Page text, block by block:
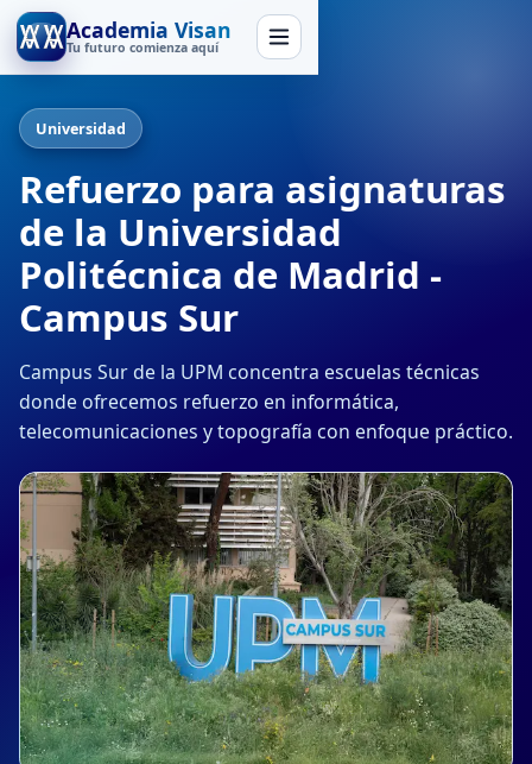
Academia Visan
Tu futuro comienza aquí
Universidad
Refuerzo para asignaturas
de la Universidad
Politécnica de Madrid -
Campus Sur
Campus Sur de la UPM concentra escuelas técnicas
donde ofrecemos refuerzo en informática,
telecomunicaciones y topografía con enfoque práctico.